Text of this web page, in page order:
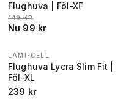
Flughuva | Föl-XF
LÄGSTA PRIS 30 DAGAR FÖRE REA
149KR
Nu 99 kr
LAMI-CELL
Flughuva Lycra Slim Fit |
Föl-XL
239 kr